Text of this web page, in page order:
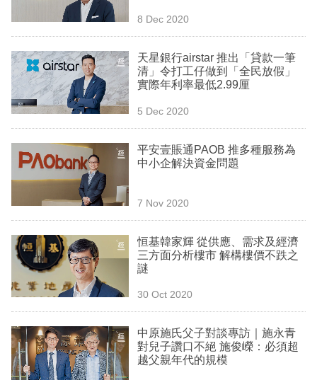
閱
區
8 Dec 2020
天星銀行airstar 推出「貸款一筆
清」令打工仔做到「全民放假」
實際年利率最低2.99厘
5 Dec 2020
平安壹賬通PAOB 推多種服務為
中小企解決資金問題
7 Nov 2020
恒基韓家輝 從供應、需求及經濟
三方面分析樓市 解構樓價不跌之
謎
30 Oct 2020
中原施氏父子對談專訪｜施永青
對兒子讚口不絕 施俊嶸：必須超
越父親年代的規模